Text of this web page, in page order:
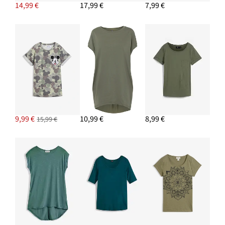
PRIDAŤ DO KOŠÍKA
PRIDAŤ DO KOŠÍKA
14,99 € 17,99 € 7,99 €
9,99 € 15,99 € 10,99 € 8,99 €